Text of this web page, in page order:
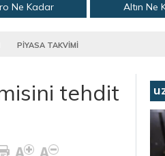
Ne Kadar Altın Ne
PİYASA TAKVİMİ
tehdit